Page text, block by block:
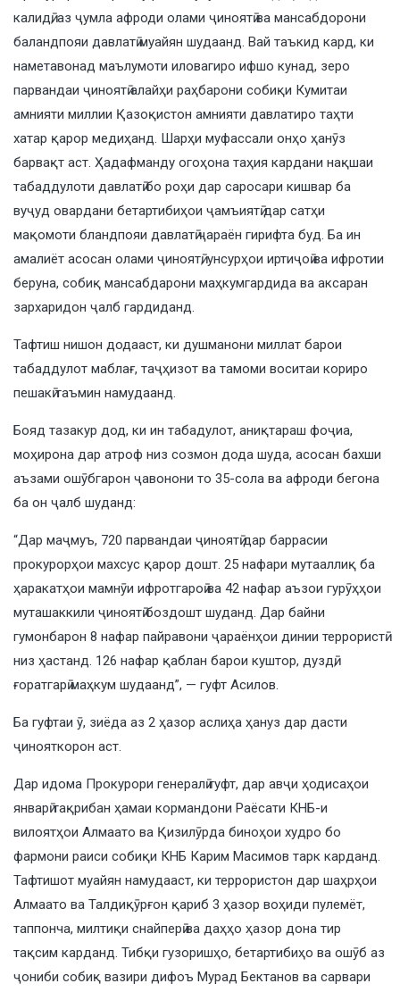
калидӣ, аз ҷумла афроди олами ҷиноятӣ ва мансабдорони
баландпояи давлатӣ муайян шудаанд. Вай таъкид кард, ки
наметавонад маълумоти иловагиро ифшо кунад, зеро
парвандаи ҷиноятӣ алайҳи раҳбарони собиқи Кумитаи
амнияти миллии Қазоқистон амнияти давлатиро таҳти
хатар қарор медиҳанд. Шарҳи муфассали онҳо ҳанӯз
барвақт аст. Ҳадафманду огоҳона таҳия кардани нақшаи
табаддулоти давлатӣ бо роҳи дар саросари кишвар ба
вуҷуд овардани бетартибиҳои ҷамъиятӣ дар сатҳи
мақомоти бландпояи давлатӣ ҷараён гирифта буд. Ба ин
амалиёт асосан олами ҷиноятӣ, унсурҳои иртиҷоӣ ва ифротии
беруна, собиқ мансабдарони маҳкумгардида ва аксаран
зархаридон ҷалб гардиданд.
Тафтиш нишон додааст, ки душманони миллат барои
табаддулот маблағ, таҷҳизот ва тамоми воситаи кориро
пешакӣ таъмин намудаанд.
Бояд тазакур дод, ки ин табадулот, аниқтараш фоҷиа,
моҳирона дар атроф низ созмон дода шуда, асосан бахши
аъзами ошӯбгарон ҷавонони то 35-сола ва афроди бегона
ба он ҷалб шуданд:
“Дар маҷмуъ, 720 парвандаи ҷиноятӣ дар баррасии
прокурорҳои махсус қарор дошт. 25 нафари мутааллиқ ба
ҳаракатҳои мамнӯи ифротгароӣ ва 42 нафар аъзои гурӯҳҳои
муташаккили ҷиноятӣ боздошт шуданд. Дар байни
гумонбарон 8 нафар пайравони ҷараёнҳои динии террористӣ
низ ҳастанд. 126 нафар қаблан барои куштор, дуздӣ,
ғоратгарӣ маҳкум шудаанд”, — гуфт Асилов.
Ба гуфтаи ӯ, зиёда аз 2 ҳазор аслиҳа ҳануз дар дасти
ҷинояткорон аст.
Дар идома Прокурори генералӣ гуфт, дар авҷи ҳодисаҳои
январӣ тақрибан ҳамаи кормандони Раёсати КНБ-и
вилоятҳои Алмаато ва Қизилӯрда биноҳои худро бо
фармони раиси собиқи КНБ Карим Масимов тарк карданд.
Тафтишот муайян намудааст, ки террористон дар шаҳрҳои
Алмаато ва Талдиқӯрғон қариб 3 ҳазор воҳиди пулемёт,
таппонча, милтиқи снайперӣ ва даҳҳо ҳазор дона тир
тақсим карданд. Тибқи гузоришҳо, бетартибиҳо ва ошӯб аз
ҷониби собиқ вазири дифоъ Мурад Бектанов ва сарвари